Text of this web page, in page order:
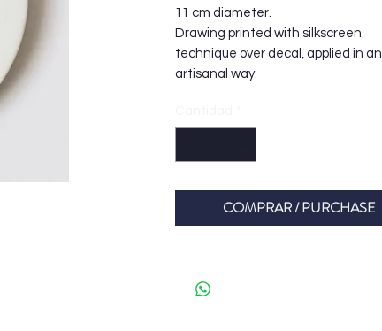
11 cm diameter.
Drawing printed with silkscreen
technique over decal, applied in an
artisanal way.
COMPRAR / PURCHASE